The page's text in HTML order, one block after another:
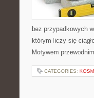
bez przypadkowych
którym liczy się
Motywem
CATEGORIES: